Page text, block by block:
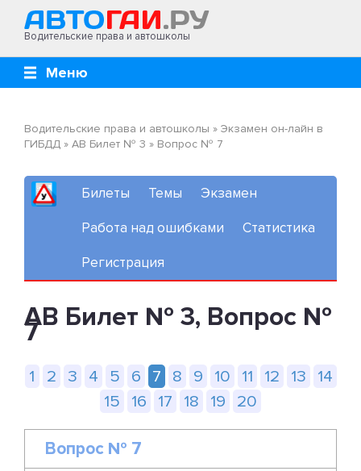
Водительские права и автошколы
Меню
Водительские права и автошколы » Экзамен он-лайн в
ГИБДД » AB Билет № 3 » Вопрос № 7
Билеты Темы Экзамен
Работа над ошибками Статистика
Регистрация
AB Билет № 3, Вопрос №
7
1 2 3 4 5 6 7 8 9 10 11 12 13
14
15
16 17 18 19 20
Вопрос № 7